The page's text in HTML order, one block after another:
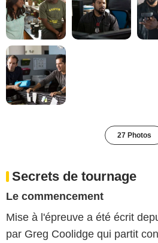
27 Photos
Secrets de tournage
Le commencement
Mise à l'épreuve a été écrit
par Greg Coolidge qui partit